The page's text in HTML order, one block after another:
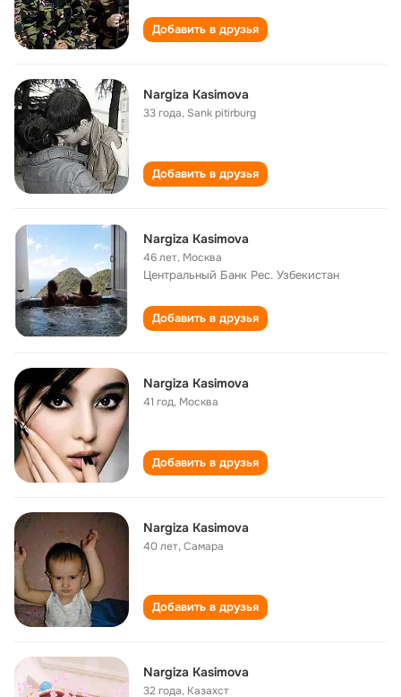
Добавить в друзья
Nargiza Kasimova
33 года, Sank pitirburg
Добавить в друзья
Nargiza Kasimova
46 лет, Москва
Центральный Банк Рес. Узбекистан
Добавить в друзья
Nargiza Kasimova
41 год, Москва
Добавить в друзья
Nargiza Kasimova
40 лет,Самара
Добавить в друзья
Nargiza Kasimova
32 года, Казахст